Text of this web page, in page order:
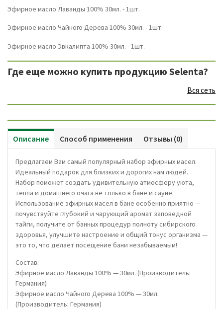
Эфирное масло Лаванды 100% 30мл. - 1шт.
Эфирное масло Чайного Дерева 100% 30мл. - 1шт.
Эфирное масло Эвкалипта 100% 30мл. - 1шт.
Где еще можно купить продукцию Selenta?
Вся сеть
Описание Способ применения Отзывы (0)
Предлагаем Вам самый популярный набор эфирных масел.
Идеальный подарок для близких и дорогих нам людей.
Набор поможет создать удивительную атмосферу уюта,
тепла и домашнего очага не только в бане и сауне.
Использование эфирных масел в бане особенно приятно —
почувствуйте глубокий и чарующий аромат заповедной
тайги, получите от банных процедур полноту сибирского
здоровья, улучшите настроение и общий тонус организма —
это то, что делает посещение бани незабываемым!
Состав:
Эфирное масло Лаванды 100% — 30мл. (Производитель:
Германия)
Эфирное масло Чайного Дерева 100% — 30мл.
(Производитель: Германия)